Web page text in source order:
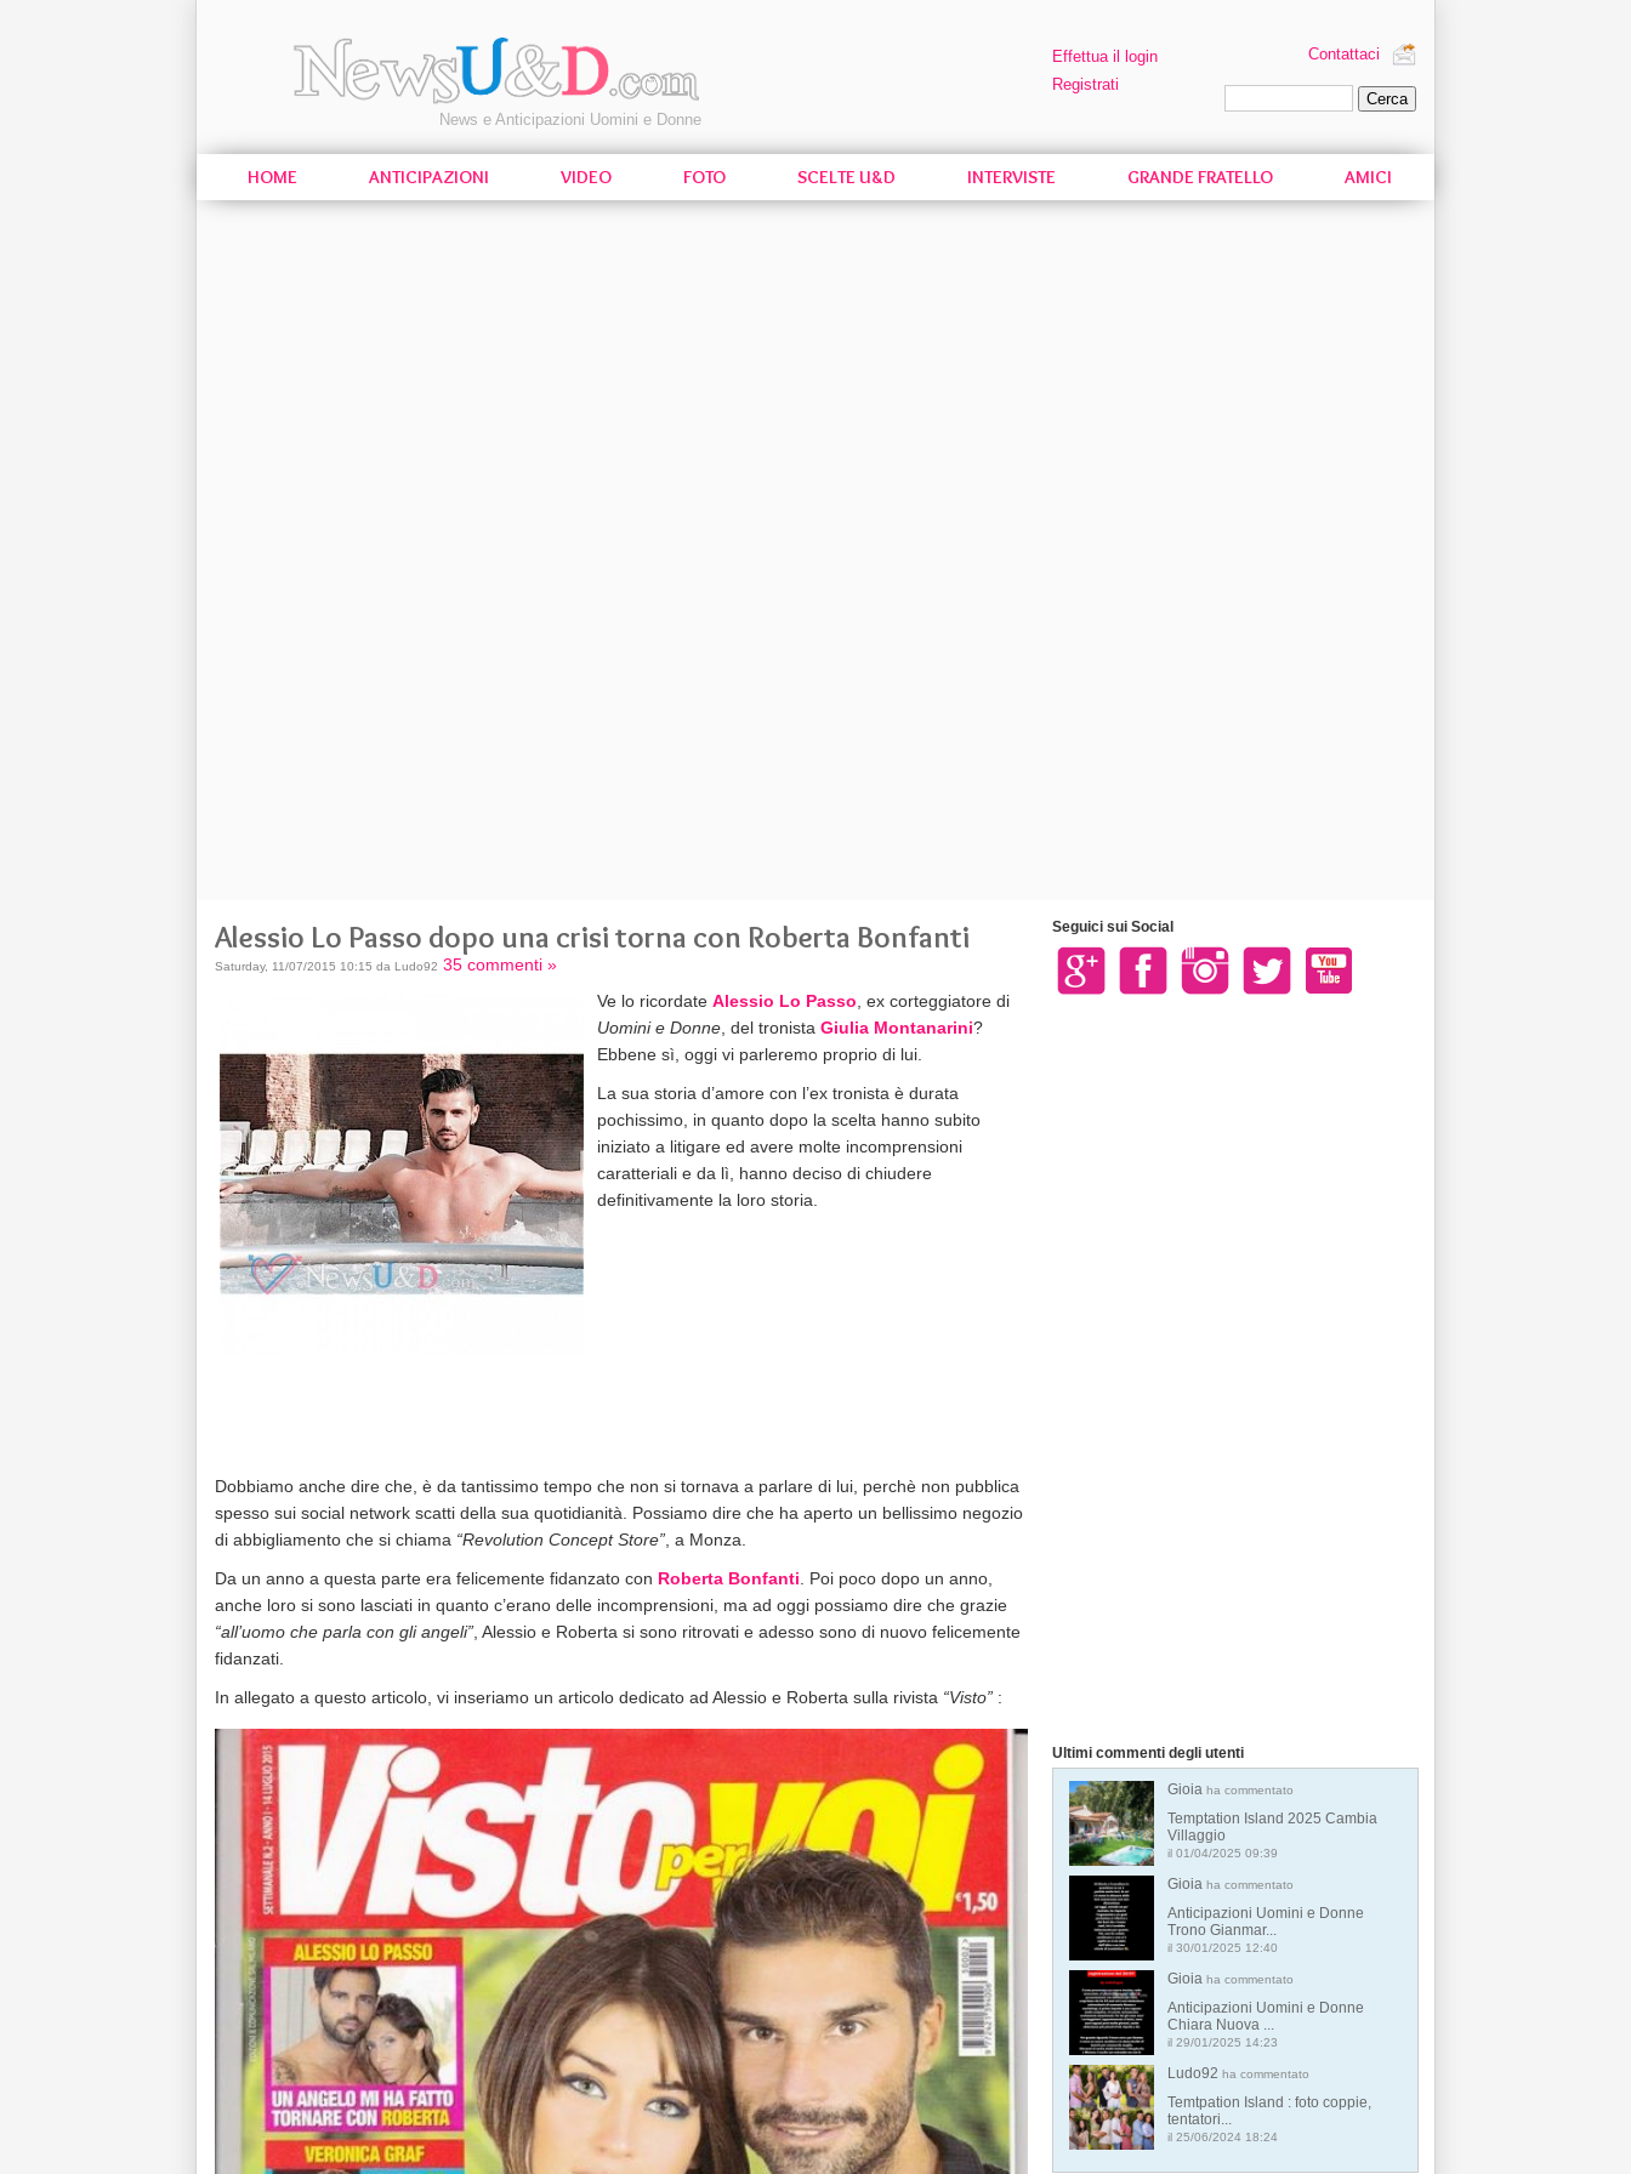
News e Anticipazioni Uomini e Donne
Effettua il login
Registrati
Contattaci
HOME ANTICIPAZIONI VIDEO FOTO SCELTE U&D INTERVISTE GRANDE FRATELLO AMICI
Alessio Lo Passo dopo una crisi torna con Roberta Bonfanti
Saturday, 11/07/2015 10:15 da Ludo92 35 commenti »
Ve lo ricordate Alessio Lo Passo , ex corteggiatore di
Uomini e Donne , del tronista Giulia Montanarini?
Ebbene sì, oggi vi parleremo proprio di lui.
La sua storia d’amore con l’ex tronista è durata
pochissimo, in quanto dopo la scelta hanno subito
iniziato a litigare ed avere molte incomprensioni
caratteriali e da lì, hanno deciso di chiudere
definitivamente la loro storia.
Dobbiamo anche dire che, è da tantissimo tempo che non si tornava a parlare di lui, perchè non pubblica
spesso sui social network scatti della sua quotidianità. Possiamo dire che ha aperto un bellissimo negozio
di abbigliamento che si chiama “Revolution Concept Store” , a Monza.
Da un anno a questa parte era felicemente fidanzato con Roberta Bonfanti . Poi poco dopo un anno,
anche loro si sono lasciati in quanto c’erano delle incomprensioni, ma ad oggi possiamo dire che grazie
“all’uomo che parla con gli angeli” , Alessio e Roberta si sono ritrovati e adesso sono di nuovo felicemente
fidanzati.
In allegato a questo articolo, vi inseriamo un articolo dedicato ad Alessio e Roberta sulla rivista “Visto” :
Seguici sui Social
Ultimi commenti degli utenti
Gioia ha commentato
Temptation Island 2025 Cambia
Villaggio
il 01/04/2025 09:39
Gioia ha commentato
Anticipazioni Uomini e Donne
Trono Gianmar...
il 30/01/2025 12:40
Gioia ha commentato
Anticipazioni Uomini e Donne
Chiara Nuova ...
il 29/01/2025 14:23
Ludo92 ha commentato
Temtpation Island : foto coppie,
tentatori...
il 25/06/2024 18:24